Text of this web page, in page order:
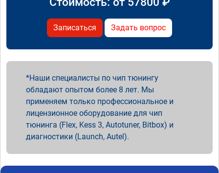
Записаться Задать вопрос
Наши специалисты по чип тюнингу
обладают опытом более 8 лет. Мы
применяем только профессиональное и
лицензионное оборудование для чип
тюнинга (Flex, Kess 3, Autotuner, Bitbox) и
диагностики (Launch, Autel).